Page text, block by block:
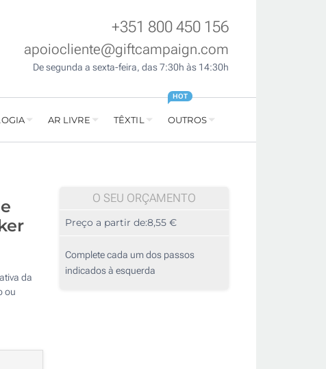
+351 800 450 156
apoiocliente@giftcampaign.com
De segunda a sexta-feira, das 7:30h às 14:30h
AR LIVRE TÊXTIL OUTROS
HOT
da
ou
O SEU ORÇAMENTO
Preço a partir de:8,55 €
Complete cada um dos passos
indicados à esquerda